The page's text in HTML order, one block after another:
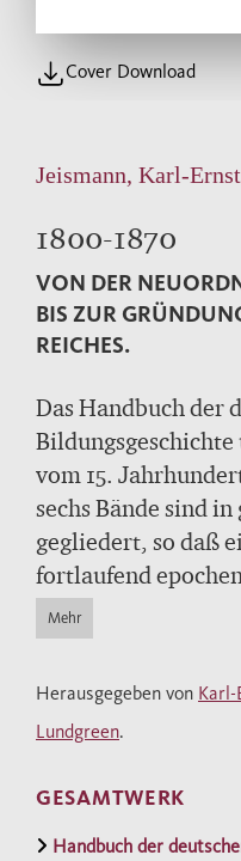
Cover Download
Jeismann, Karl-
1800-1870
VON DER
BIS ZUR
REICHES.
Das Handbuch der
vom 15.
sechs Bände sind
gegliedert, so daß
fortlaufend
werden können:
Kontexte der
und pädagogische
Hochschulen;
Berufserziehung;
Mehr
Herausgegeben von Karl-
Lundgreen.
GESAMTWERK
Handbuch der